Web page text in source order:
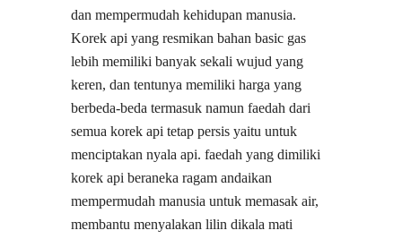
dan mempermudah kehidupan manusia.
Korek api yang resmikan bahan basic gas
lebih memiliki banyak sekali wujud yang
keren, dan tentunya memiliki harga yang
berbeda-beda termasuk namun faedah dari
semua korek api tetap persis yaitu untuk
menciptakan nyala api. faedah yang dimiliki
korek api beraneka ragam andaikan
mempermudah manusia untuk memasak air,
membantu menyalakan lilin dikala mati